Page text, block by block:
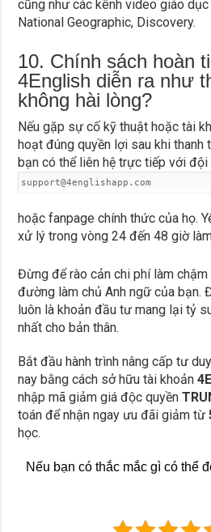
cũng như các kênh video giáo dục
National Geographic, Discovery.
10. Chính sách hoàn
4English diễn ra như
không hài lòng?
Nếu gặp sự cố kỹ thuật hoặc tài
hoạt đúng quyền lợi sau khi thanh
bạn có thể liên hệ trực tiếp với
support@4englishapp.com
hoặc fanpage chính thức của họ.
xử lý trong vòng 24 đến 48 giờ
Đừng để rào cản chi phí làm
đường làm chủ Anh ngữ của bạn.
luôn là khoản đầu tư mang lại tỷ
nhất cho bản thân.
Bắt đầu hành trình nâng cấp tư
nay bằng cách sở hữu tài khoản
nhập mã giảm giá độc quyền
toán để nhận ngay ưu đãi giảm từ
học.
Nếu bạn có thắc mắc gì có thể